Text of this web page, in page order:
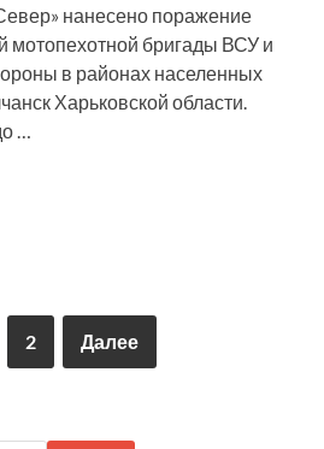
нанесено поражение
бригады ВСУ и
в районах населенных
Харьковской области.
…
2 Далее